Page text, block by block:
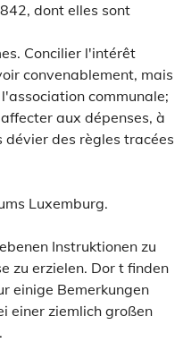
dont elles sont
Concilier l'intérêt
convenablement, mais
communale;
aux dépenses, à
dévier des règles tracées
Luxemburg.
Instruktionen zu
zu erzielen. Dor t finden
einige Bemerkungen
einer ziemlich großen